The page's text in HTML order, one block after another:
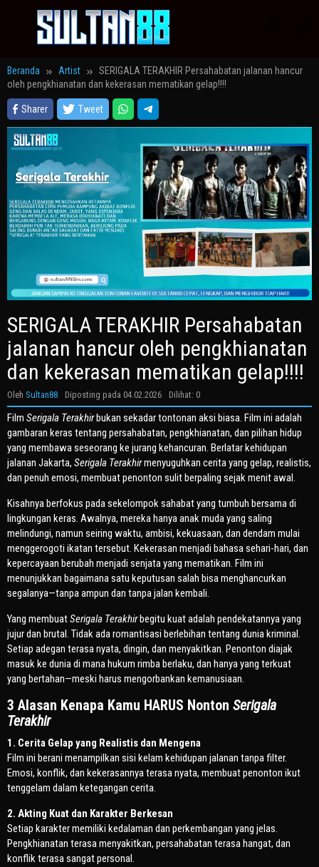
Beranda Artist
SERIGALA TERAKHIR Persahabatan jalanan hancur
oleh pengkhianatan dan kekerasan mematikan gelap!!!!
Sharer Tweet
SERIGALA TERAKHIR Persahabatan
jalanan hancur oleh pengkhianatan
dan kekerasan mematikan gelap!!!!
Oleh Sultan88 Diposting pada 04.02.2026 Dilihat: 0
Film Serigala Terakhirbukan sekadar tontonan aksi biasa. Film ini adalah
gambaran keras tentang persahabatan, pengkhianatan, dan pilihan hidup
yang membawa seseorang ke jurang kehancuran. Berlatar kehidupan
jalanan Jakarta, Serigala Terakhirmenyuguhkan cerita yang gelap, realistis,
dan penuh emosi, membuat penonton sulit berpaling sejak menit awal.
Kisahnya berfokus pada sekelompok sahabat yang tumbuh bersama di
lingkungan keras. Awalnya, mereka hanya anak muda yang saling
melindungi, namun seiring waktu, ambisi, kekuasaan, dan dendam mulai
menggerogoti ikatan tersebut. Kekerasan menjadi bahasa sehari-hari, dan
kepercayaan berubah menjadi senjata yang mematikan. Film ini
menunjukkan bagaimana satu keputusan salah bisa menghancurkan
segalanya—tanpa ampun dan tanpa jalan kembali.
Yang membuatSerigala Terakhirbegitu kuat adalah pendekatannya yang
jujur dan brutal. Tidak ada romantisasi berlebihan tentang dunia kriminal.
Setiap adegan terasa nyata, dingin, dan menyakitkan. Penonton diajak
masuk ke dunia di mana hukum rimba berlaku, dan hanya yang terkuat
yang bertahan—meski harus mengorbankan kemanusiaan.
3 Alasan Kenapa Kamu HARUS Nonton Serigala
Terakhir
1. Cerita Gelap yang Realistis dan Mengena
Film ini berani menampilkan sisi kelam kehidupan jalanan tanpa filter.
Emosi, konflik, dan kekerasannya terasa nyata, membuat penonton ikut
tenggelam dalam ketegangan cerita.
2. Akting Kuat dan Karakter Berkesan
Setiap karakter memiliki kedalaman dan perkembangan yang jelas.
Pengkhianatan terasa menyakitkan, persahabatan terasa hangat, dan
konflik terasa sangat personal.